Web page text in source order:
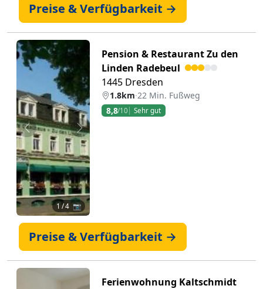
Preise & Verfügbarkeit →
Zurück Weiter
1 / 4 📷
Pension & Restaurant Zu den
Linden Radebeul
1445 Dresden
1.8km·22 Min. Fußweg
8,8/10 Sehr gut
Preise & Verfügbarkeit →
Ferienwohnung Kaltschmidt